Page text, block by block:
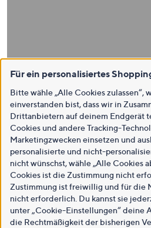
Für ein personalisiertes
Bitte wähle „Alle Cookies zulassen“,
einverstanden bist, dass wir in
Drittanbietern auf deinem Endgerät
Cookies und andere Tracking-
Marketingzwecken einsetzen und
personalisierte und nicht-
nicht wünschst, wähle „Alle Cookies
Cookies ist die Zustimmung nicht
Zustimmung ist freiwillig und für die
nicht erforderlich. Du kannst sie
unter „Cookie-Einstellungen“ deine
die Rechtmäßigkeit der bisherigen